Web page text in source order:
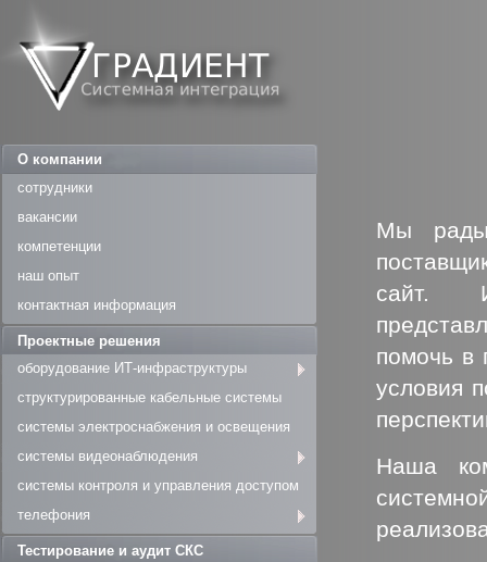
О компании
сотрудники
вакансии
компетенции
наш опыт
контактная информация
Проектные решения
оборудование ИТ-инфраструктуры
структурированные кабельные системы
системы электроснабжения и освещения
системы видеонаблюдения
системы контроля и управления доступом
телефония
Тестирование и аудит СКС
Мы рады
сайт.
помочь в
условия
Наша